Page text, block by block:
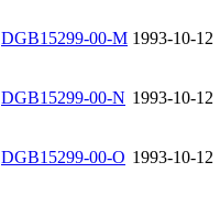
DGB15299-00-M 1993-10-12
DGB15299-00-N 1993-10-12
DGB15299-00-O 1993-10-12